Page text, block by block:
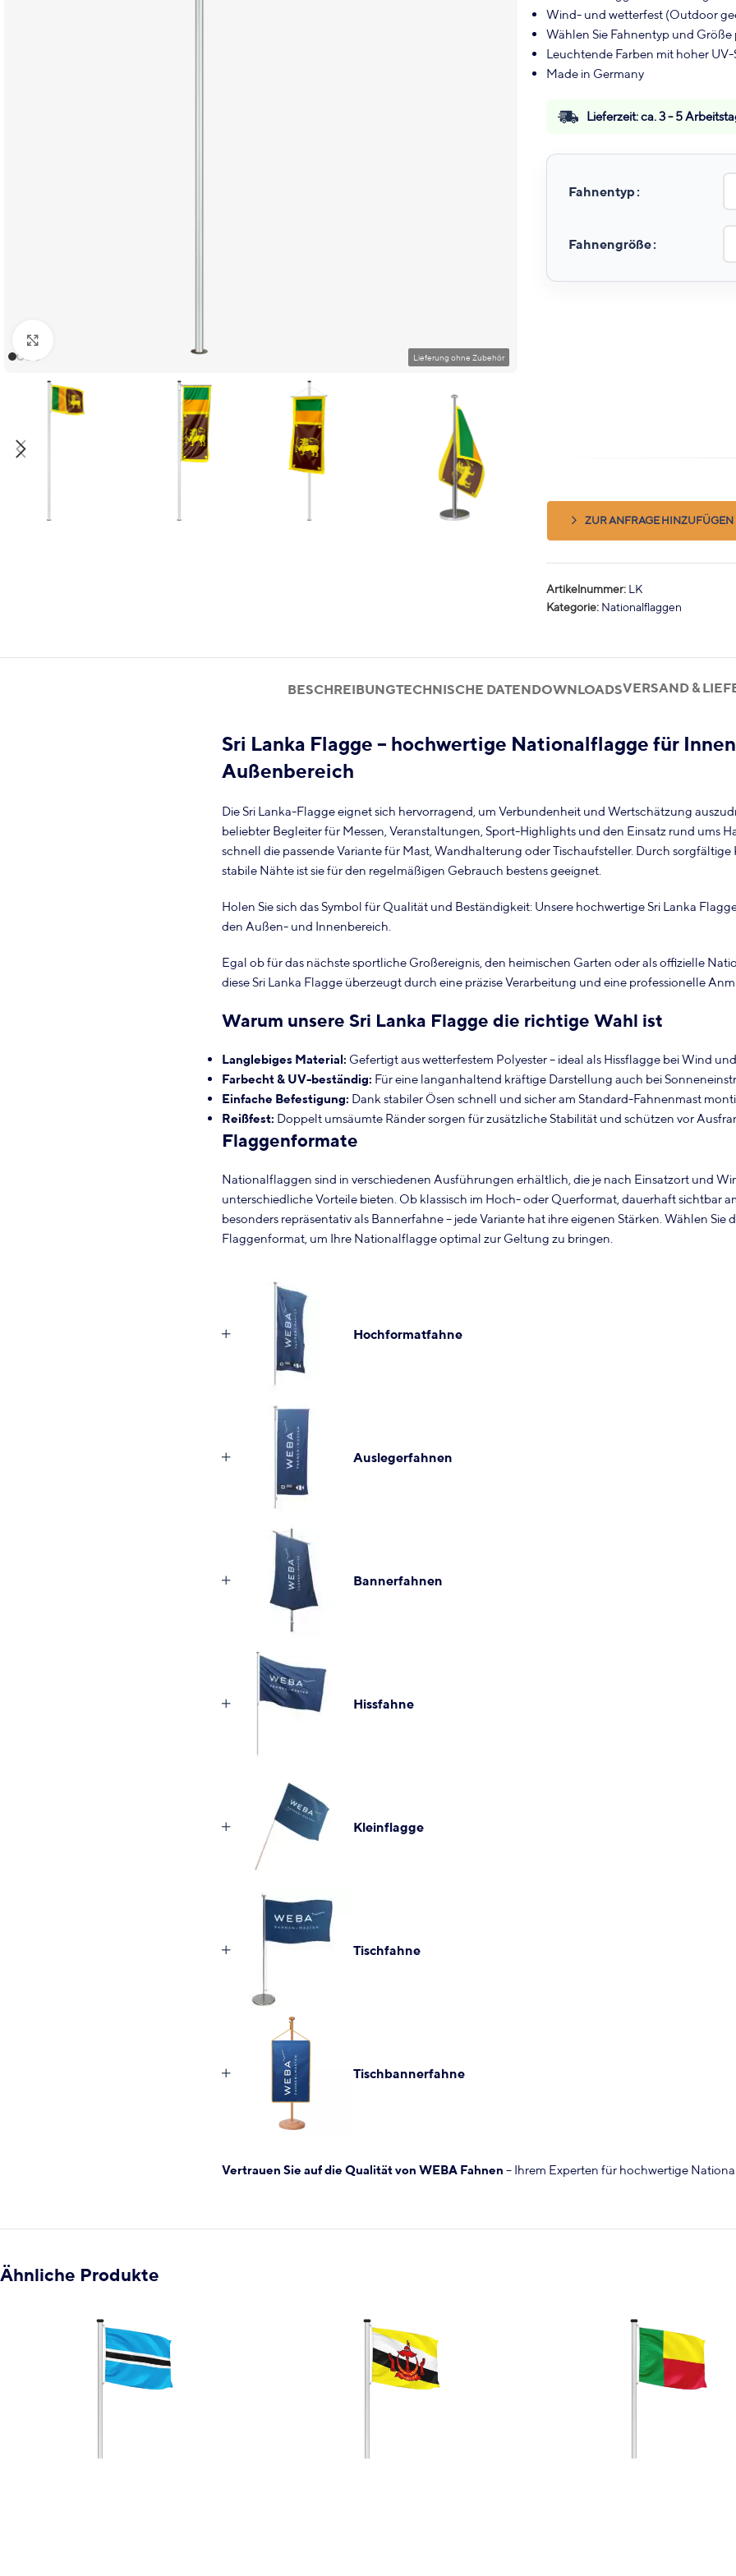
Wind- und wetterfest (Outdoor
Wählen Sie Fahnentyp und Größe
Leuchtende Farben mit hoher
Made in Germany
Lieferzeit:ca. 3 - 5
Fahnentyp
Fahnengröße
ZUR ANFRAGE HINZUFÜGEN
Artikelnummer: LK
Kategorie: Nationalflaggen
BESCHREIBUNGTECHNISCHE DATENDOWNLOADSVERSAND &
Sri Lanka Flagge – hochwertige Nationalflagge für
Außenbereich
Die Sri Lanka-Flagge eignet sich hervorragend, um Verbundenheit und Wertschätzung
beliebter Begleiter für Messen, Veranstaltungen, Sport-Highlights und den Einsatz rund ums
schnell die passende Variante für Mast, Wandhalterung oder Tischaufsteller. Durch
stabile Nähte ist sie für den regelmäßigen Gebrauch bestens geeignet.
Holen Sie sich das Symbol für Qualität und Beständigkeit: Unsere hochwertige Sri Lanka
den Außen- und Innenbereich.
Egal ob für das nächste sportliche Großereignis, den heimischen Garten oder als offizielle
diese Sri Lanka Flagge überzeugt durch eine präzise Verarbeitung und eine professionelle
Warum unsere Sri Lanka Flagge die richtige Wahl ist
Langlebiges Material: Gefertigt aus wetterfestem Polyester – ideal als Hissflagge bei Wind
Farbecht & UV-beständig: Für eine langanhaltend kräftige Darstellung auch bei
Einfache Befestigung: Dank stabiler Ösen schnell und sicher am Standard-Fahnenmast
Reißfest: Doppelt umsäumte Ränder sorgen für zusätzliche Stabilität und schützen vor
Flaggenformate
Nationalflaggen sind in verschiedenen Ausführungen erhältlich, die je nach Einsatzort und
unterschiedliche Vorteile bieten. Ob klassisch im Hoch- oder Querformat, dauerhaft sichtbar
besonders repräsentativ als Bannerfahne – jede Variante hat ihre eigenen Stärken. Wählen Sie
Flaggenformat, um Ihre Nationalflagge optimal zur Geltung zu bringen.
Hochformatfahne
Auslegerfahnen
Bannerfahnen
Hissfahne
Kleinflagge
Tischfahne
Tischbannerfahne
Vertrauen Sie auf die Qualität von WEBA Fahnen – Ihrem Experten für hochwertige
Ähnliche Produkte